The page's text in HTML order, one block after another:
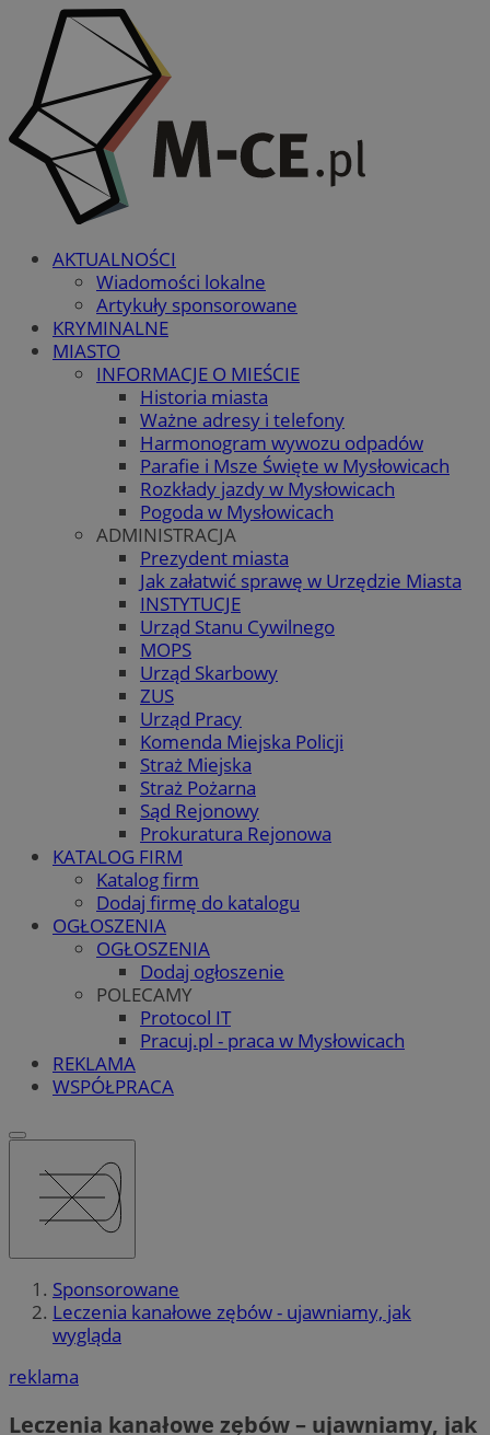
AKTUALNOŚCI
Wiadomości lokalne
Artykuły sponsorowane
KRYMINALNE
MIASTO
INFORMACJE O MIEŚCIE
Historia miasta
Ważne adresy i telefony
Harmonogram wywozu odpadów
Parafie i Msze Święte w Mysłowicach
Rozkłady jazdy w Mysłowicach
Pogoda w Mysłowicach
ADMINISTRACJA
Prezydent miasta
Jak załatwić sprawę w Urzędzie Miasta
INSTYTUCJE
Urząd Stanu Cywilnego
MOPS
Urząd Skarbowy
ZUS
Urząd Pracy
Komenda Miejska Policji
Straż Miejska
Straż Pożarna
Sąd Rejonowy
Prokuratura Rejonowa
KATALOG FIRM
Katalog firm
Dodaj firmę do katalogu
OGŁOSZENIA
OGŁOSZENIA
Dodaj ogłoszenie
POLECAMY
Protocol IT
Pracuj.pl - praca w Mysłowicach
REKLAMA
WSPÓŁPRACA
Sponsorowane
Leczenia kanałowe zębów - ujawniamy, jak
wygląda
reklama
Leczenia kanałowe zębów – ujawniamy, jak